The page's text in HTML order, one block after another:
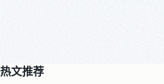
热文推荐